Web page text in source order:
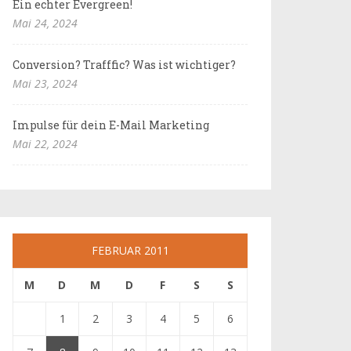
Ein echter Evergreen!
Mai 24, 2024
Conversion? Trafffic? Was ist wichtiger?
Mai 23, 2024
Impulse für dein E-Mail Marketing
Mai 22, 2024
FEBRUAR 2011
M D M D F S S
1 2 3 4 5 6